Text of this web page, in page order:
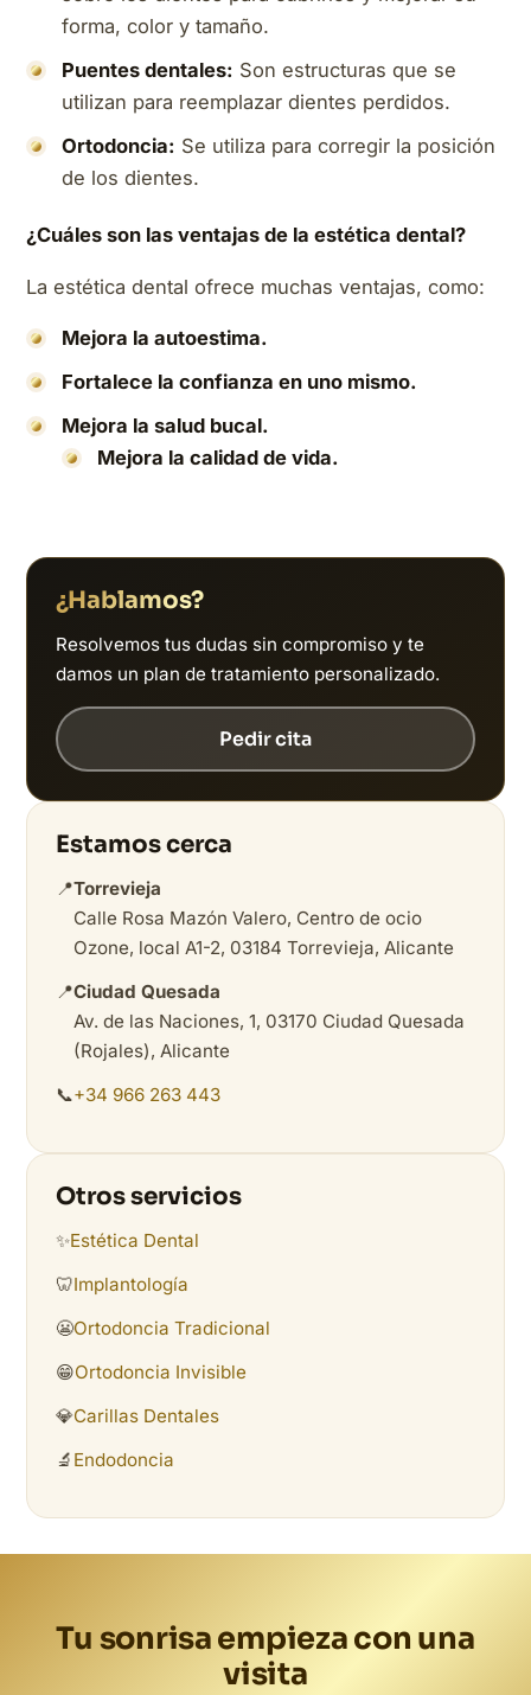
forma, color y tamaño.
Puentes dentales: Son estructuras que se
utilizan para reemplazar dientes perdidos.
Ortodoncia: Se utiliza para corregir la posición
de los dientes.
¿Cuáles son las ventajas de la estética dental?
La estética dental ofrece muchas ventajas, como:
Mejora la autoestima.
Fortalece la confianza en uno mismo.
Mejora la salud bucal.
Mejora la calidad de vida.
¿Hablamos?
Resolvemos tus dudas sin compromiso y te
damos un plan de tratamiento personalizado.
Pedir cita
Estamos cerca
📍Torrevieja
Calle Rosa Mazón Valero, Centro de ocio
Ozone, local A1-2, 03184 Torrevieja, Alicante
📍Ciudad Quesada
Av. de las Naciones, 1, 03170 Ciudad Quesada
(Rojales), Alicante
📞+34 966 263 443
Otros servicios
✨Estética Dental
🦷Implantología
😬Ortodoncia Tradicional
😁Ortodoncia Invisible
💎Carillas Dentales
🔬 Endodoncia
Tu sonrisa empieza con una
visita